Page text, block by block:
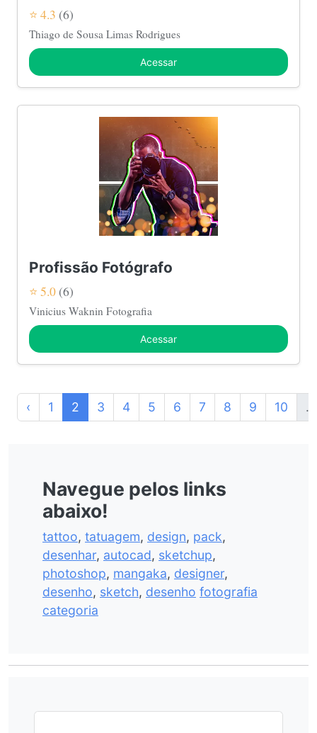
⭐ 4.3 (6)
Thiago de Sousa Limas Rodrigues
Acessar
Profissão Fotógrafo
⭐ 5.0 (6)
Vinicius Waknin Fotografia
Acessar
‹ 1 2 3 4 5 6 7 8 9 10 ...
Navegue pelos links
abaixo!
tattoo, tatuagem, design, pack,
desenhar, autocad, sketchup,
photoshop, mangaka, designer,
desenho, sketch, desenho fotografia
categoria